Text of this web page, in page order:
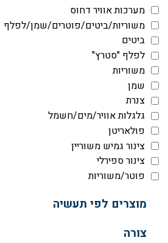
מערכות אוויר דחוס
משוריות/ביטים/פוטרים/שמן/לפלף
ביטים
לפלף "סטרץ"
משוריות
שמן
צנרת
גלגלות אוויר/מים/חשמל
פולאריטן
צינור גמיש משוריין
צינור ספירלי
פוטר/משוריות
מוצרים לפי תעשיה
צורה